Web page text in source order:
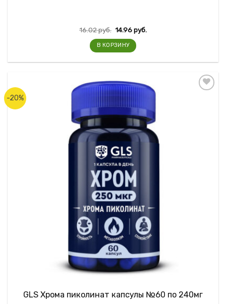
16.02руб. 14.96руб.
В КОРЗИНУ
-20%
GLS Хрома пиколинат капсулы №60 по 240мг